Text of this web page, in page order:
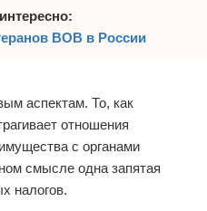
ВОВ в России
аспектам. То, как
отношения
с органами
смысле одна запятая
налогов.